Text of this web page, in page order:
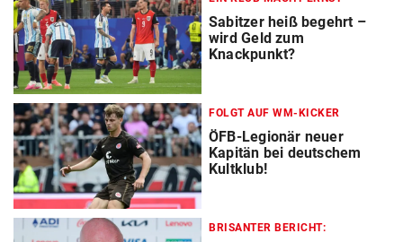
Sabitzer heiß begehrt –
wird Geld zum
Knackpunkt?
FOLGT AUF WM-KICKER
ÖFB-Legionär neuer
Kapitän bei deutschem
Kultklub!
BRISANTER BERICHT: